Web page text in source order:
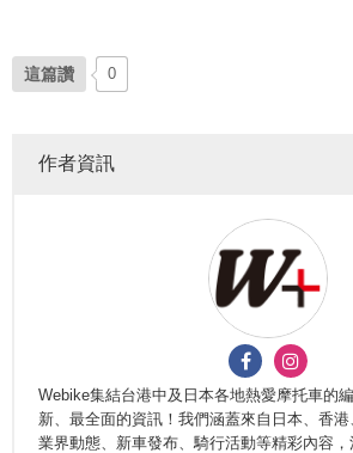
這篇讚 0
作者資訊
Webike集結台港中及日本各地熱愛摩托車的
新、最全面的資訊！我們涵蓋來自日本、香
業界動態、新車發布、騎行活動等精彩內容